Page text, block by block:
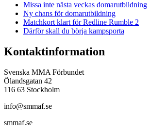
Missa inte nästa veckas domarutbildning
Ny chans för domarutbildning
Matchkort klart för Redline Rumble 2
Därför skall du börja kampsporta
Kontaktinformation
Svenska MMA Förbundet
Ölandsgatan 42
116 63 Stockholm
info@smmaf.se
smmaf.se